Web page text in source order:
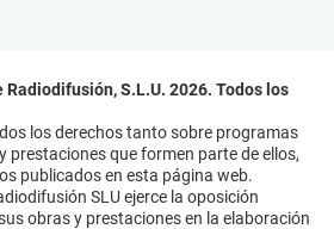
S.L.U. 2026. Todos los
los derechos tanto sobre programas
prestaciones que formen parte de ellos,
publicados en esta página web.
SLU ejerce la oposición
obras y prestaciones en la elaboración